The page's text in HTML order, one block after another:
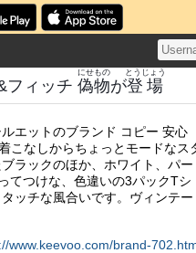
フィッチ 偽物
にせもの
が登場
とうじょう
エットのブランド コピー 安心
こなしからちょっとモードなス
ラックのほか、ホワイト、パー
てつけな、色違いの3パックTシ
ッチな風合いです。ヴィンテー
www.keevoo.com/brand-